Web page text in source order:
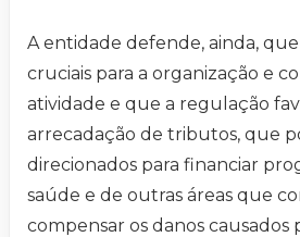
A entidade defende, ainda, que
cruciais para a organização e
atividade e que a regulação
arrecadação de tributos, que
direcionados para financiar
saúde e de outras áreas que
compensar os danos causados